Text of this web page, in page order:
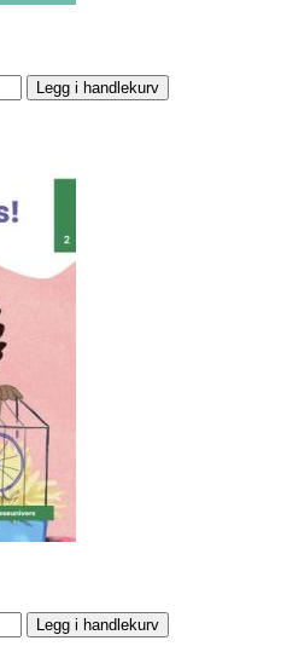
Legg i handlekurv
Legg i handlekurv